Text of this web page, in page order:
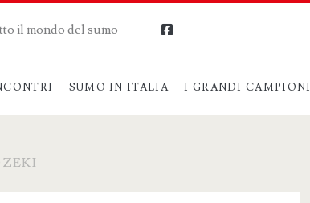
il mondo del sumo
SUMO IN ITALIA I GRANDI CAMPIONI
facebook